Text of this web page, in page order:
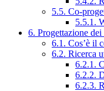
5.5. Co-
5.5.1.
6. Progettazione dei
6.1. Cos’è il
6.2. Ricerca
6.2.1.
6.2.2.
6.2.3.